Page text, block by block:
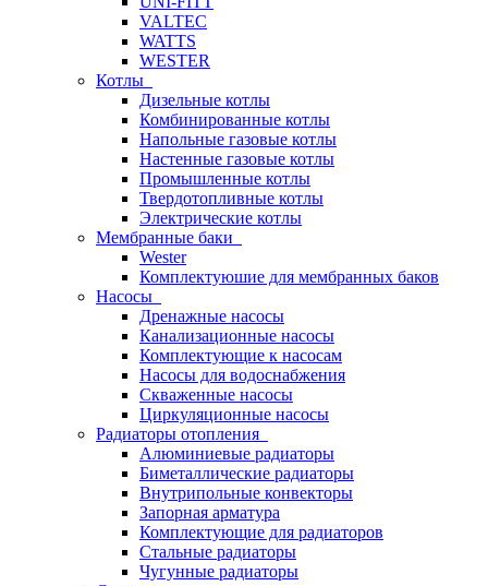
VALTEC
WATTS
WESTER
Котлы
Дизельные котлы
Комбинированные котлы
Напольные газовые котлы
Настенные газовые котлы
Промышленные котлы
Твердотопливные котлы
Электрические котлы
Мембранные баки
Wester
Комплектуюшие для мембранных баков
Насосы
Дренажные насосы
Канализационные насосы
Комплектующие к насосам
Насосы для водоснабжения
Скваженные насосы
Циркуляционные насосы
Радиаторы отопления
Алюминиевые радиаторы
Биметаллические радиаторы
Внутрипольные конвекторы
Запорная арматура
Комплектующие для радиаторов
Стальные радиаторы
Чугунные радиаторы